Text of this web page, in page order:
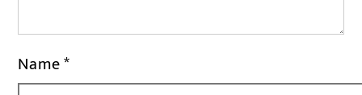
Name*